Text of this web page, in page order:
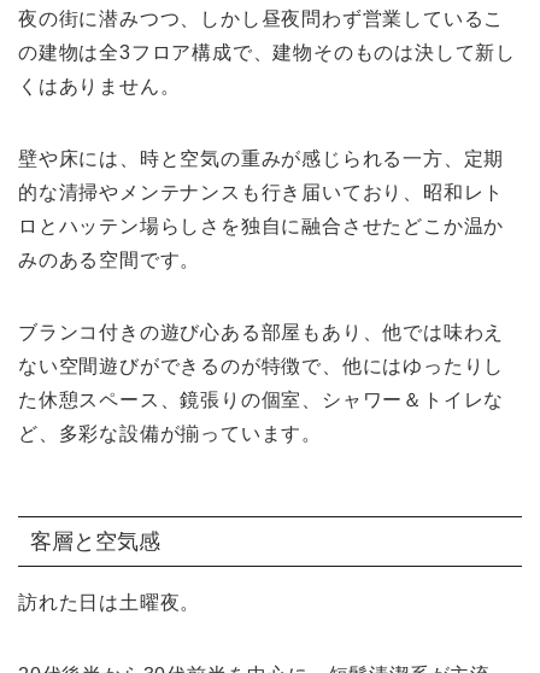
夜の街に潜みつつ、しかし昼夜問わず営業しているこ
の建物は全3フロア構成で、建物そのものは決して新し
くはありません。
壁や床には、時と空気の重みが感じられる一方、定期
的な清掃やメンテナンスも行き届いており、昭和レト
ロとハッテン場らしさを独自に融合させたどこか温か
みのある空間です。
ブランコ付きの遊び心ある部屋もあり、他では味わえ
ない空間遊びができるのが特徴で、他にはゆったりし
た休憩スペース、鏡張りの個室、シャワー＆トイレな
ど、多彩な設備が揃っています。
客層と空気感
訪れた日は土曜夜。